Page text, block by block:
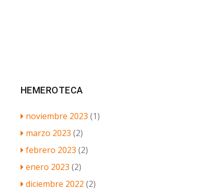
HEMEROTECA
noviembre 2023 (1)
marzo 2023 (2)
febrero 2023 (2)
enero 2023 (2)
diciembre 2022 (2)